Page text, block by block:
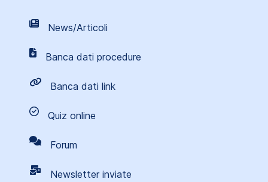
News/Articoli
Banca dati procedure
Banca dati link
Quiz online
Forum
Newsletter inviate